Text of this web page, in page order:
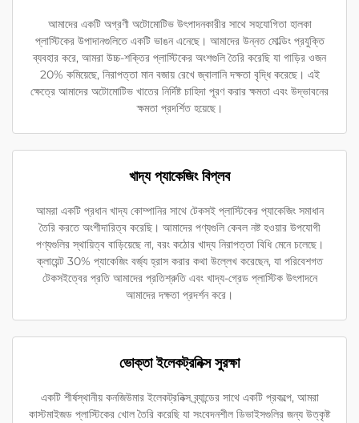
আমাদের একটি অগ্রণী অটোমোটিভ উৎপাদনকারীর সাথে সহযোগিতা হালকা
প্লাস্টিকের উপাদানগুলিতে একটি ভাঙন এনেছে। আমাদের উন্নত মোল্ডিং প্রযুক্তি
ব্যবহার করে, আমরা উচ্চ-শক্তির প্লাস্টিকের অংশগুলি তৈরি করেছি যা গাড়ির ওজন
20% কমিয়েছে, নিরাপত্তা মান বজায় রেখে জ্বালানি দক্ষতা বৃদ্ধি করেছে। এই
ক্ষেত্রে আমাদের অটোমোটিভ খাতের নির্দিষ্ট চাহিদা পূরণ করার ক্ষমতা এবং উদ্ভাবনের
ক্ষমতা প্রদর্শিত হয়েছে।
খাদ্য প্যাকেজিং বিপ্লব
আমরা একটি প্রধান খাদ্য কোম্পানির সাথে টেকসই প্লাস্টিকের প্যাকেজিং সমাধান
তৈরি করতে অংশীদারিত্ব করেছি। আমাদের পণ্যগুলি কেবল নষ্ট হওয়ার উপযোগী
পণ্যগুলির স্থায়িত্ব বাড়িয়েছে না, বরং কঠোর খাদ্য নিরাপত্তা বিধি মেনে চলেছে।
ক্লায়েন্ট 30% প্যাকেজিং বর্জ্য হ্রাস করার কথা উল্লেখ করেছেন, যা পরিবেশগত
টেকসইত্বের প্রতি আমাদের প্রতিশ্রুতি এবং খাদ্য-গ্রেড প্লাস্টিক উৎপাদনে
আমাদের দক্ষতা প্রদর্শন করে।
ভোক্তা ইলেকট্রনিক্স সুরক্ষা
একটি শীর্ষস্থানীয় কনজিউমার ইলেকট্রনিক্স ব্র্যান্ডের সাথে একটি প্রকল্পে, আমরা
কাস্টমাইজড প্লাস্টিকের খোল তৈরি করেছি যা সংবেদনশীল ডিভাইসগুলির জন্য উত্কৃষ্ট